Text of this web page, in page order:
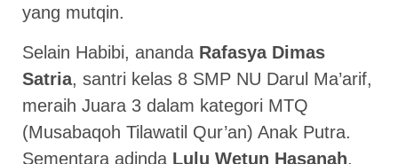
yang mutqin.
Selain Habibi, ananda Rafasya Dimas
Satria, santri kelas 8 SMP NU Darul Ma’arif,
meraih Juara 3 dalam kategori MTQ
(Musabaqoh Tilawatil Qur’an) Anak Putra.
Sementara adinda Lulu Wetun Hasanah,